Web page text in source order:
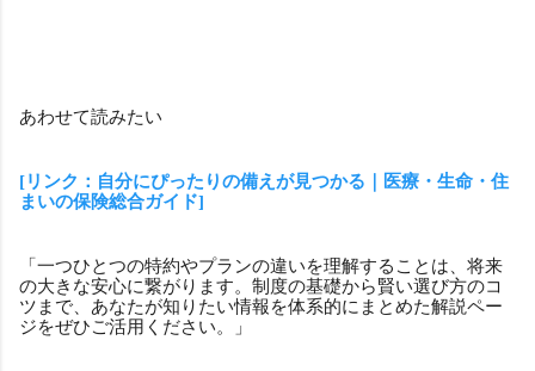
あわせて読みたい
[リンク：自分にぴったりの備えが見つかる｜医療・生命・住
まいの保険総合ガイド]
「一つひとつの特約やプランの違いを理解することは、将来
の大きな安心に繋がります。制度の基礎から賢い選び方のコ
ツまで、あなたが知りたい情報を体系的にまとめた解説ペー
ジをぜひご活用ください。」